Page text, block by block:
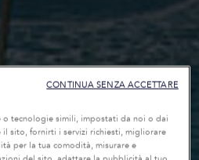
o tecnologie simili, impostati da noi o dai
il sito, fornirti i servizi richiesti, migliorare
per la tua comodità, misurare e
CONTINUA SENZA ACCETTARE